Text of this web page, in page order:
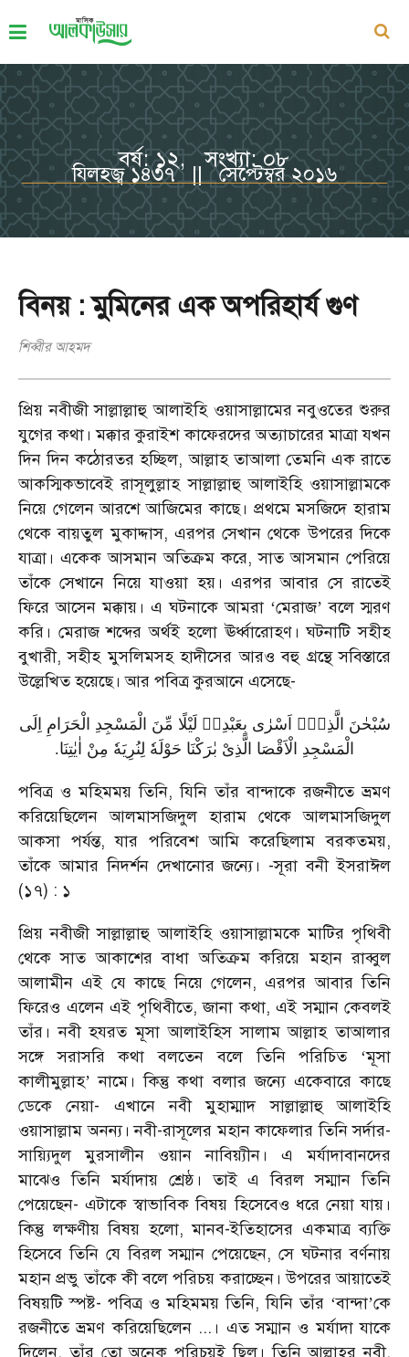
বর্ষ: ১২, সংখ্যা: ০৮
যিলহজ্ব ১৪৩৭ || সেপ্টেম্বর ২০১৬
বিনয় : মুমিনের এক অপরিহার্য গুণ
শিব্বীর আহমদ
প্রিয় নবীজী সাল্লাল্লাহু আলাইহি ওয়াসাল্লামের নবুওতের শুরুর
যুগের কথা। মক্কার কুরাইশ কাফেরদের অত্যাচারের মাত্রা যখন
দিন দিন কঠোরতর হচ্ছিল,আল্লাহ তাআলা তেমনি এক রাতে
আকস্মিকভাবেই রাসূলুল্লাহ সাল্লাল্লাহু আলাইহি ওয়াসাল্লামকে
নিয়ে গেলেন আরশে আজিমের কাছে। প্রথমে মসজিদে হারাম
থেকে বায়তুল মুকাদ্দাস, এরপর সেখান থেকে উপরের দিকে
যাত্রা। একেক আসমান অতিক্রম করে,সাত আসমান পেরিয়ে
তাঁকে সেখানে নিয়ে যাওয়া হয়। এরপর আবার সে রাতেই
ফিরে আসেন মক্কায়। এ ঘটনাকে আমরা ‘মেরাজ’বলে স্মরণ
করি। মেরাজ শব্দের অর্থই হলো ঊর্ধ্বারোহণ। ঘটনাটি সহীহ
বুখারী,সহীহ মুসলিমসহ হাদীসের আরও বহু গ্রন্থে সবিস্তারে
উল্লেখিত হয়েছে। আর পবিত্র কুরআনে এসেছে-
سُبْحٰنَ الَّذِیْۤ اَسْرٰی بِعَبْدِهٖ لَیْلًا مِّنَ الْمَسْجِدِ الْحَرَامِ اِلَی
الْمَسْجِدِ الْاَقْصَا الَّذِیْ بٰرَكْنَا حَوْلَهٗ لِنُرِیَهٗ مِنْ اٰیٰتِنَا.
পবিত্র ও মহিমময় তিনি,যিনি তাঁর বান্দাকে রজনীতে ভ্রমণ
করিয়েছিলেন আলমাসজিদুল হারাম থেকে আলমাসজিদুল
আকসা পর্যন্ত,যার পরিবেশ আমি করেছিলাম বরকতময়,
তাঁকে আমার নিদর্শন দেখানোর জন্যে। -সূরা বনী ইসরাঈল
(১৭) : ১
প্রিয় নবীজী সাল্লাল্লাহু আলাইহি ওয়াসাল্লামকে মাটির পৃথিবী
থেকে সাত আকাশের বাধা অতিক্রম করিয়ে মহান রাব্বুল
আলামীন এই যে কাছে নিয়ে গেলেন,এরপর আবার তিনি
ফিরেও এলেন এই পৃথিবীতে,জানা কথা, এই সম্মান কেবলই
তাঁর। নবী হযরত মূসা আলাইহিস সালাম আল্লাহ তাআলার
সঙ্গে সরাসরি কথা বলতেন বলে তিনি পরিচিত ‘মূসা
কালীমুল্লাহ’নামে। কিন্তু কথা বলার জন্যে একেবারে কাছে
ডেকে নেয়া-
এখানে নবী মুহাম্মাদ সাল্লাল্লাহু আলাইহি
ওয়াসাল্লাম অনন্য। নবী-রাসূলের মহান কাফেলার তিনি সর্দার-
সায়্যিদুল মুরসালীন ওয়ান নাবিয়্যীন। এ মর্যাদাবানদের
মাঝেও তিনি মর্যাদায় শ্রেষ্ঠ। তাই এ বিরল সম্মান তিনি
পেয়েছেন- এটাকে স্বাভাবিক বিষয় হিসেবেও ধরে নেয়া যায়।
কিন্তু লক্ষণীয় বিষয় হলো,মানব-ইতিহাসের একমাত্র ব্যক্তি
হিসেবে তিনি যে বিরল সম্মান পেয়েছেন, সে ঘটনার বর্ণনায়
মহান প্রভু তাঁকে কী বলে পরিচয় করাচ্ছেন। উপরের আয়াতেই
বিষয়টি স্পষ্ট- পবিত্র ও মহিমময় তিনি,যিনি তাঁর ‘বান্দা’কে
রজনীতে ভ্রমণ করিয়েছিলেন ...। এত সম্মান ও মর্যাদা যাকে
দিলেন,তাঁর তো অনেক পরিচয়ই ছিল। তিনি আল্লাহর নবী,